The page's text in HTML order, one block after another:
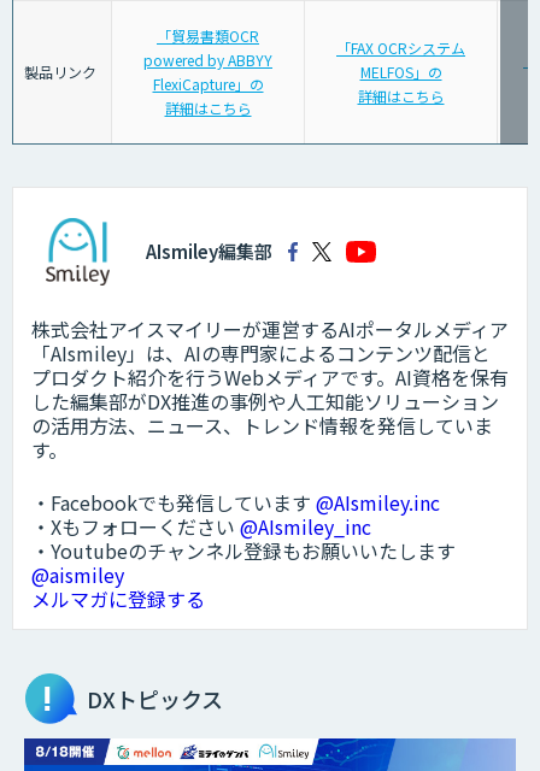
製品リンク
「貿易書類OCR
powered by ABBYY
FlexiCapture」の
詳細はこちら
「FAX OCRシステム
MELFOS」の
詳細はこちら
AIsmiley編集部
株式会社アイスマイリーが運営するAIポータルメディア
「AIsmiley」は、AIの専門家によるコンテンツ配信と
プロダクト紹介を行うWebメディアです。AI資格を保有
した編集部がDX推進の事例や人工知能ソリューション
の活用方法、ニュース、トレンド情報を発信していま
す。
・Facebookでも発信しています @AIsmiley.inc
・Xもフォローください @AIsmiley_inc
・Youtubeのチャンネル登録もお願いいたします
@aismiley
メルマガに登録する
DXトピックス